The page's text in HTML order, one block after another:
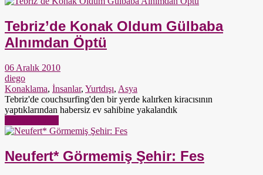
Tebriz’de Konak Oldum Gülbaba
Alnımdan Öptü
06 Aralık 2010
diego
Konaklama, İnsanlar, Yurtdışı, Asya
Tebriz'de couchsurfing'den bir yerde kalırken kiracısının
yaptıklarından habersiz ev sahibine yakalandık
Neufert* Görmemiş Şehir: Fes